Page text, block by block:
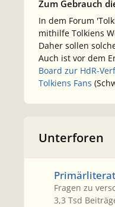
Zum Gebrauch
In dem Forum
mithilfe Tolkiens
Daher sollen
Auch ist vor dem
Board zur HdR-
Tolkiens Fans
Unterforen
Fragen zu
3,3 Tsd